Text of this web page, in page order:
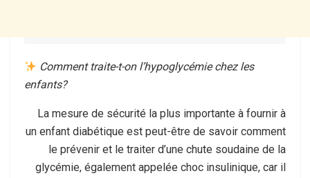
Comment traite-t-on l’hypoglycémie chez les
enfants?
La mesure de sécurité la plus importante à fournir à
un enfant diabétique est peut-être de savoir comment
le prévenir et le traiter d’une chute soudaine de la
glycémie, également appelée choc insulinique, car il